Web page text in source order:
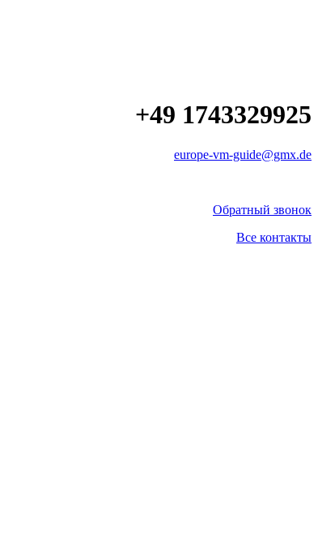
+49 1743329925
europe-vm-guide@gmx.de
Обратный звонок
Все контакты